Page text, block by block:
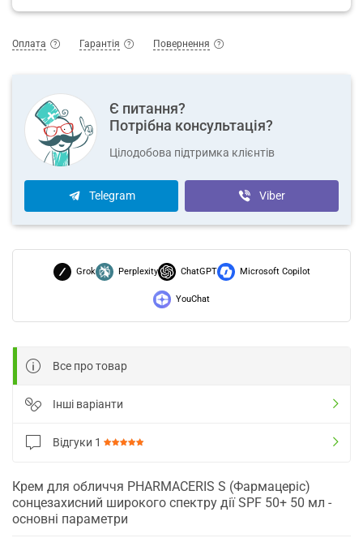
Оплата Гарантія Повернення
Є питання?
Потрібна консультація?
Цілодобова підтримка клієнтів
Telegram Viber
Grok Perplexity ChatGPT Microsoft Copilot
YouChat
Все про товар
Інші варіанти
Відгуки 1
Крем для обличчя PHARMACERIS S (Фармацеріс)
сонцезахисний широкого спектру дії SPF 50+ 50 мл -
основні параметри